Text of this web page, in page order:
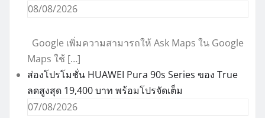
08/08/2026
Google เพิ่มความสามารถให้ Ask Maps ใน Google
Maps ใช้ […]
ส่องโปรโมชั่น HUAWEI Pura 90s Series ของ True
ลดสูงสุด 19,400 บาท พร้อมโปรจัดเต็ม
07/08/2026